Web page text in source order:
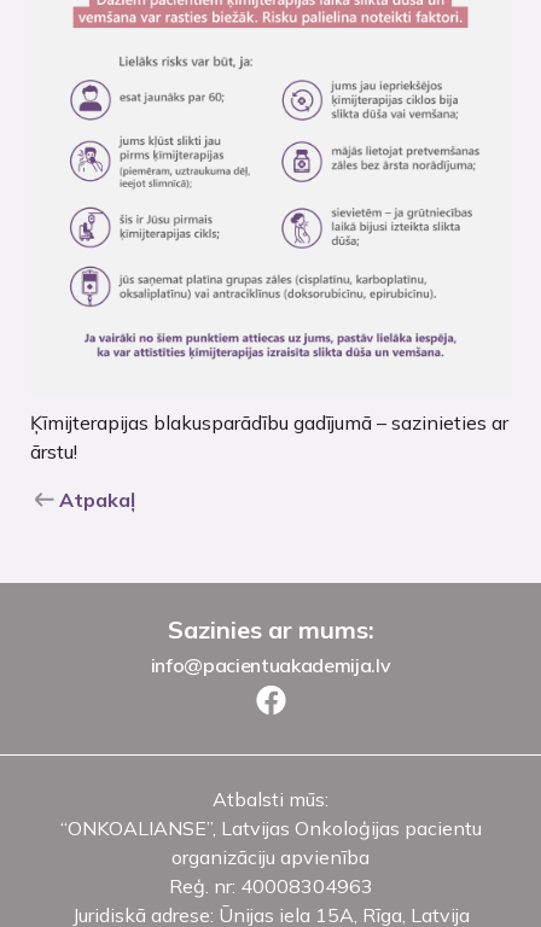
Ķīmijterapijas blakusparādību gadījumā – sazinieties ar
ārstu!
Atpakaļ
Sazinies ar mums:
info@pacientuakademija.lv
Atbalsti mūs:
“ONKOALIANSE”, Latvijas Onkoloģijas pacientu
organizāciju apvienība
Reģ. nr: 40008304963
Juridiskā adrese: Ūnijas iela 15A, Rīga, Latvija